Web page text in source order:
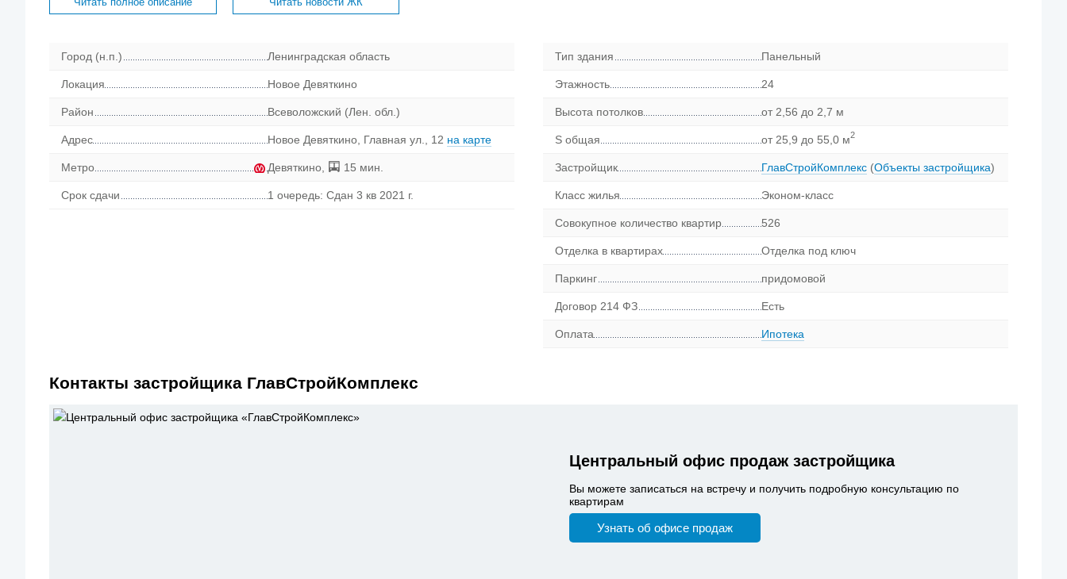
Город (н.п.) Ленинградская область
Локация Новое Девяткино
Район Всеволожский (Лен. обл.)
Адрес Новое Девяткино, Главная ул., 12 на карте
Метро Девяткино, 15 мин.
Срок сдачи 1 очередь: Сдан 3 кв 2021 г.
Тип здания Панельный
Этажность 24
Высота потолков от 2,56 до 2,7 м
S общая от 25,9 до 55,0 м2
Застройщик ГлавСтройКомплекс (Объекты застройщика)
Класс жилья Эконом-класс
Совокупное количество квартир 526
Отделка в квартирах Отделка под ключ
Паркинг придомовой
Договор 214 ФЗ Есть
Оплата Ипотека
Контакты застройщика ГлавСтройКомплекс
Центральный офис продаж застройщика
Вы можете записаться на встречу и получить подробную консультацию по
квартирам
Узнать об офисе продаж